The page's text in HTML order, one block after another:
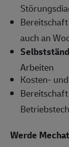
auch an
Arbeiten
Kosten-
Werde